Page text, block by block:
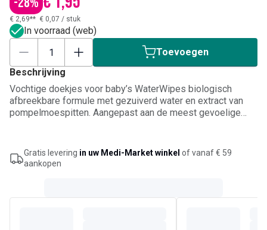
€ 2,69** € 0,07 / stuk
In voorraad (web)
Toevoegen
Beschrijving
Vochtige doekjes voor baby’s WaterWipes biologisch
afbreekbare formule met gezuiverd water en extract van
pompelmoespitten. Aangepast aan de meest gevoelige
Gratis levering in uw Medi-Market winkel of vanaf € 59
aankopen